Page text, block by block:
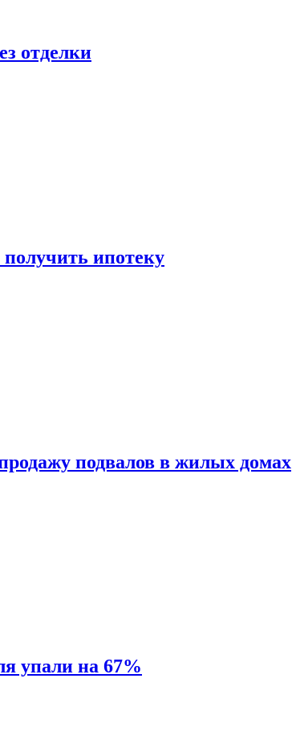
отделки
ипотеку
подвалов в жилых домах
упали на 67%